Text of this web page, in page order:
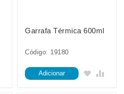
Garrafa Térmica 600ml
Código: 19180
Adicionar